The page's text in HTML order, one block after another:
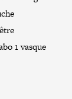
1 vasque